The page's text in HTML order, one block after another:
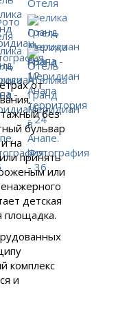
от
без
бульвар
на
принять
или
детская
площадка.
комплекс
и